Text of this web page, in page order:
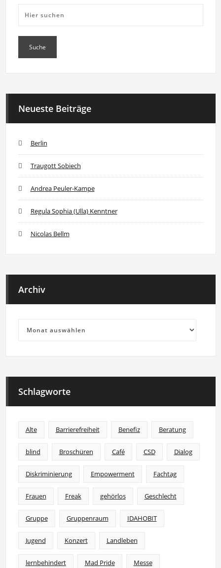
Neueste Beiträge
Berlin
Traugott Sobiech
Andrea Peuler-Kampe
Regula Sophia (Ulla) Kenntner
Nicolas Bellm
Archiv
Schlagworte
Alte Barrierefreiheit Benefiz Beratung
blind Broschüren Café CSD Dialog
Diskriminierung Empowerment Fachtag
Frauen Freak gehörlos Geschlecht
Gruppe Gruppenraum IDAHOBIT
Jugend Konzert Landleben
lernbehindert Mad Pride Messe